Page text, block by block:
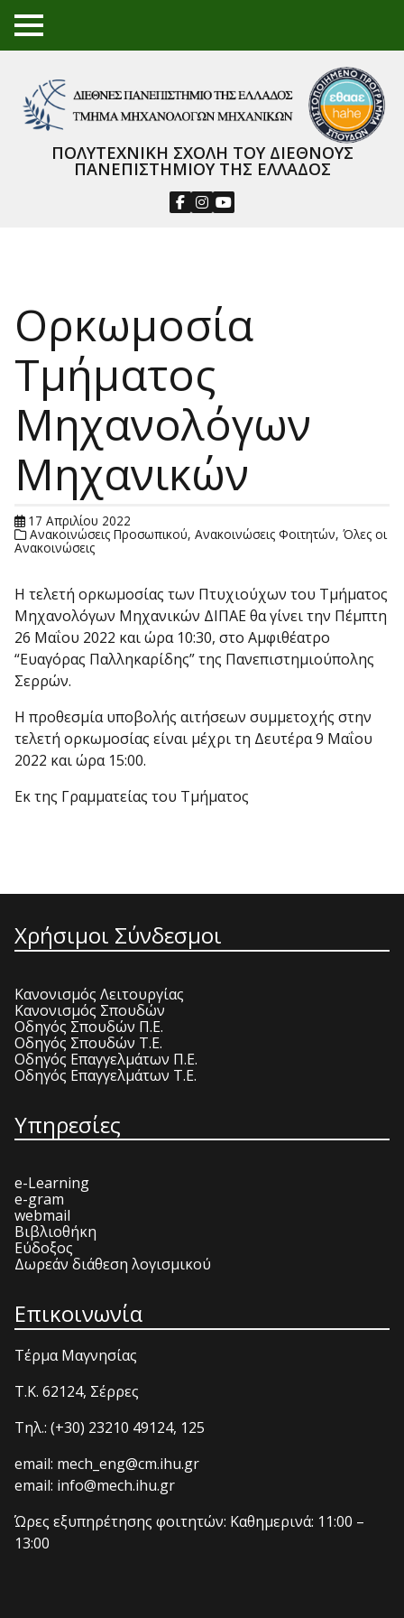
TO
GGL
NU
ΠΟΛΥΤΕΧΝΙΚΗ ΣΧΟΛΗ ΤΟΥ ΔΙΕΘΝΟΥΣ
ΠΑΝΕΠΙΣΤΗΜΙΟΥ ΤΗΣ ΕΛΛΑΔΟΣ
Ορκωμοσία
Τμήματος
Μηχανολόγων
Μηχανικών
17 Απριλίου 2022
Ανακοινώσεις Προσωπικού,Ανακοινώσεις Φοιτητών,Όλες οι
Ανακοινώσεις
Η τελετή ορκωμοσίας των Πτυχιούχων του Τμήματος
Μηχανολόγων Μηχανικών ΔΙΠΑΕ θα γίνει την Πέμπτη
26 Μαΐου 2022 και ώρα 10:30, στο Αμφιθέατρο
“Ευαγόρας Παλληκαρίδης” της Πανεπιστημιούπολης
Σερρών.
Η προθεσμία υποβολής αιτήσεων συμμετοχής στην
τελετή ορκωμοσίας είναι μέχρι τη Δευτέρα 9 Μαΐου
2022 και ώρα 15:00.
Εκ της Γραμματείας του Τμήματος
Χρήσιμοι Σύνδεσμοι
Κανονισμός Λειτουργίας
Κανονισμός Σπουδών
Οδηγός Σπουδών Π.Ε.
Οδηγός Σπουδών Τ.Ε.
Οδηγός Επαγγελμάτων Π.Ε.
Οδηγός Επαγγελμάτων Τ.Ε.
Υπηρεσίες
e-Learning
e-gram
webmail
Βιβλιοθήκη
Εύδοξος
Δωρεάν διάθεση λογισμικού
Επικοινωνία
Τέρμα Μαγνησίας
T.K. 62124, Σέρρες
Τηλ.: (+30) 23210 49124, 125
email: mech_eng@cm.ihu.gr
email: info@mech.ihu.gr
Ώρες εξυπηρέτησης φοιτητών: Καθημερινά: 11:00 –
13:00